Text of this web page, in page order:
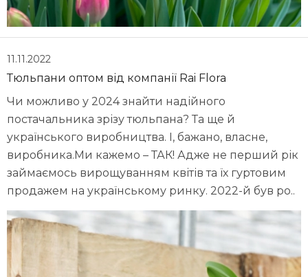
11.11.2022
Тюльпани оптом від компанії Rai Flora
Чи можливо у 2024 знайти надійного
постачальника зрізу тюльпана? Та ще й
українського виробництва. І, бажано, власне,
виробника.Ми кажемо – ТАК! Адже не перший рік
займаємось вирощуванням квітів та їх гуртовим
продажем на українському ринку. 2022-й був ро..